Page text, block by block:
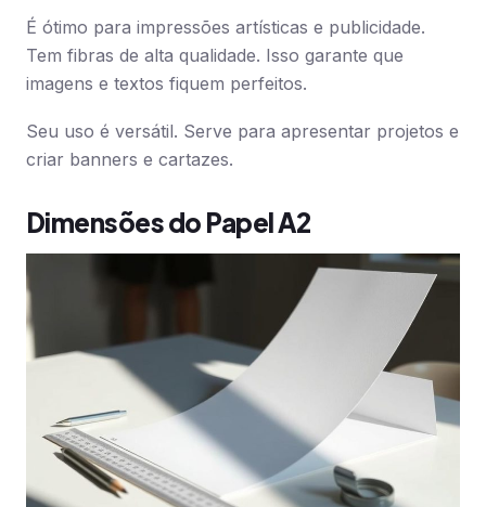
É ótimo para impressões artísticas e publicidade.
Tem fibras de alta qualidade. Isso garante que
imagens e textos fiquem perfeitos.
Seu uso é versátil. Serve para apresentar projetos e
criar banners e cartazes.
Dimensões do Papel A2